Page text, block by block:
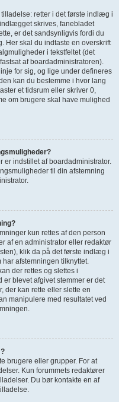
retter i det første indlæg i
skrives, fanebladet
er det sandsynligvis fordi du
Her skal du indtaste en overskrift
i tekstfeltet (det
af boardadministratoren).
for sig, og lige under defineres
kan du bestemme i hvor lang
et tidsrum eller skriver 0,
om brugere skal have mulighed
er indstillet af boardadministrator.
til din afstemning
kun rettes af den person
af en administrator eller redaktør
klik da på det første indlæg i
afstemningen tilknyttet.
der rettes og slettes i
blevet afgivet stemmer er det
der kan rette eller slette en
manipulere med resultatet ved
brugere eller grupper. For at
Kun forummets redaktører
Du bør kontakte en af